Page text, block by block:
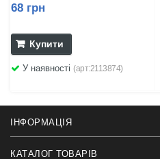
68 грн
Купити
У наявності (арт:2113874)
ІНФОРМАЦІЯ
КАТАЛОГ ТОВАРІВ